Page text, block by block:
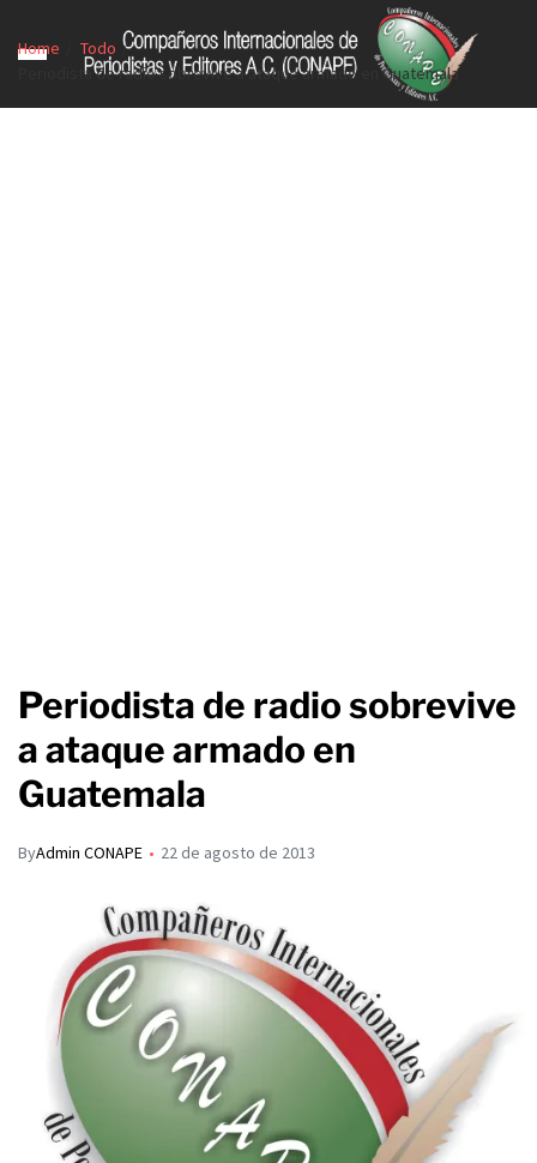
Home
Todo
Periodista de radio sobrevive a ataque armado en Guatemala
Periodista de radio sobrevive
a ataque armado en
Guatemala
ByAdmin CONAPE 22 de agosto de 2013